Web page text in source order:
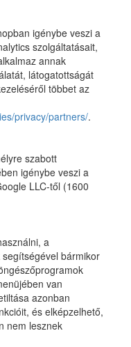
igénybe veszi a
szolgáltatásait,
annak
látogatottságát
többet az
privacy/partners/.
szabott
igénybe veszi a
LLC-től (1600
a
bármikor
van
azonban
és elképzelhető,
nem lesznek